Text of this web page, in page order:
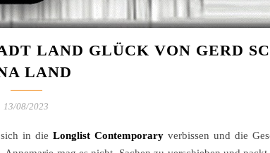
LAND GLÜCK VON GERD
LAND
13/08/2023
in die Longlist Contemporary verbissen und die